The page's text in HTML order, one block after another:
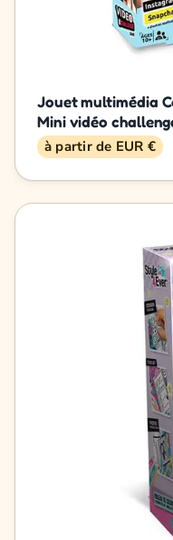
Jouet multimédia
Mini vidéo
à partir de EUR €